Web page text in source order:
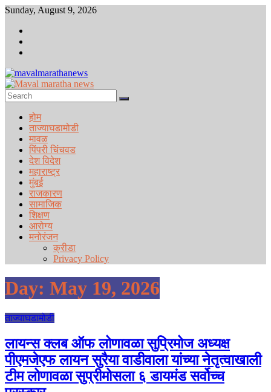
Skip
content
Sunday, August 9, 2026
Maval
maratha
news
maratha
होम
ताज्याघडामोडी
मावळ
पिंपरी चिंचवड
देश विदेश
महाराष्ट्र
मुंबई
राजकारण
सामाजिक
शिक्षण
आरोग्य
मनोरंजन
क्रीडा
Privacy Policy
Day: May 19, 2026
ताज्याघडामोडी
लायन्स क्लब ऑफ लोणावळा सुप्रिमोज अध्यक्ष
पीएमजेएफ लायन सुरैया वाडीवाला यांच्या नेतृत्वाखाली
टीम लोणावळा सुप्रीमोसला ६ डायमंड सर्वोच्च